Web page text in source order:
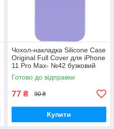
Чохол-накладка Silicone Case
Original Full Cover для iPhone
11 Pro Max- №42 бузковий
Готово до відправки
77 ₴ 90 ₴
Купити